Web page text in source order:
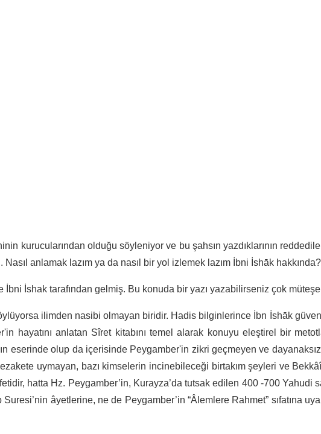
kurucularından olduğu söyleniyor ve bu şahsın yazdıklarının
anlamak lazım ya da nasıl bir yol izlemek lazım İbni İshāk
İshak tarafından gelmiş. Bu konuda bir yazı yazabilirseniz çok
ilimden nasibi olmayan biridir. Hadis bilginlerince İbn İshāk
hayatını anlatan Sîret kitabını temel alarak konuyu eleştirel bir
eserinde olup da içerisinde Peygamber'in zikri geçmeyen ve
uymayan, bazı kimselerin incinebileceği birtakım şeyleri ve
hatta Hz. Peygamber’in, Kurayza’da tutsak edilen 400 -700 Yahudi
âyetlerine, ne de Peygamber’in “Âlemlere Rahmet” sıfatına